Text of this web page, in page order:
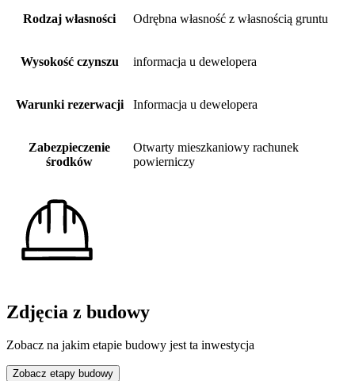
Rodzaj własności Odrębna własność z własnością gruntu
Wysokość czynszu informacja u dewelopera
Warunki rezerwacji Informacja u dewelopera
Zabezpieczenie
środków
Otwarty mieszkaniowy rachunek
powierniczy
Zdjęcia z budowy
Zobacz na jakim etapie budowy jest ta inwestycja
Zobacz etapy budowy